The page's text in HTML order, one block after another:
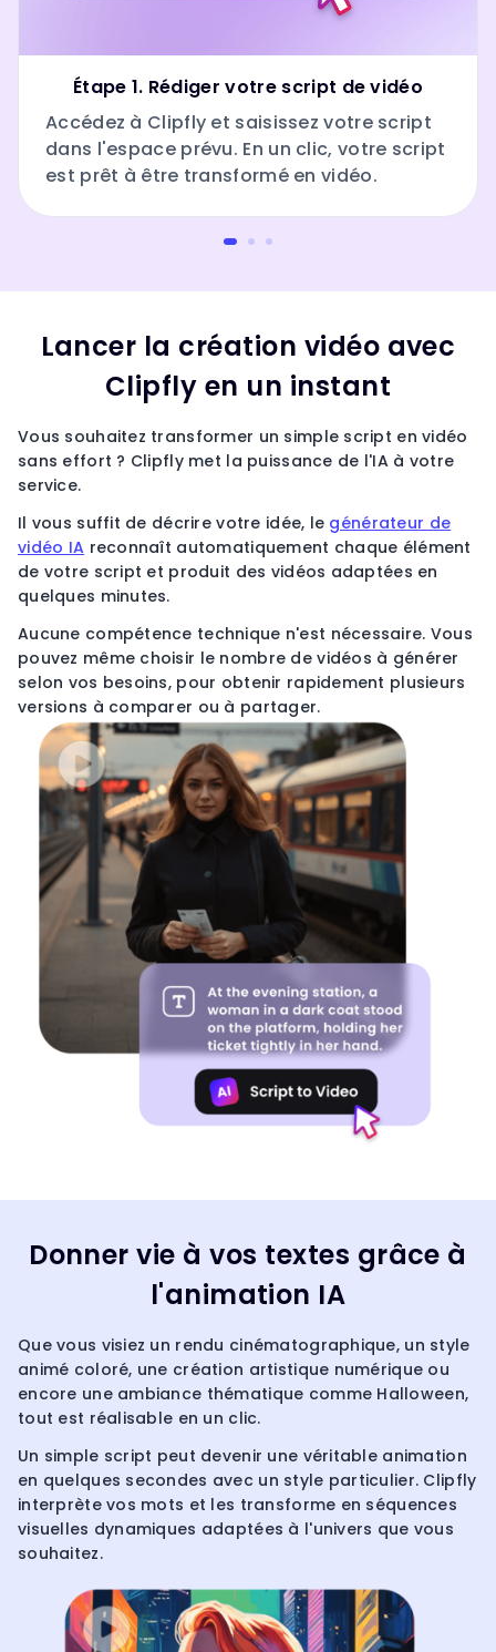
Étape 1. Rédiger votre script de vidéo
Accédez à Clipfly et saisissez votre script
dans l'espace prévu. En un clic, votre script
est prêt à être transformé en vidéo.
Lancer la création vidéo avec
Clipfly en un instant
Vous souhaitez transformer un simple script en vidéo
sans effort ? Clipfly met la puissance de l'IA à votre
service.
Il vous suffit de décrire votre idée, le générateur de
vidéo IA reconnaît automatiquement chaque élément
de votre script et produit des vidéos adaptées en
quelques minutes.
Aucune compétence technique n'est nécessaire. Vous
pouvez même choisir le nombre de vidéos à générer
selon vos besoins, pour obtenir rapidement plusieurs
versions à comparer ou à partager.
Donner vie à vos textes grâce à
l'animation IA
Que vous visiez un rendu cinématographique, un style
animé coloré, une création artistique numérique ou
encore une ambiance thématique comme Halloween,
tout est réalisable en un clic.
Un simple script peut devenir une véritable animation
en quelques secondes avec un style particulier. Clipfly
interprète vos mots et les transforme en séquences
visuelles dynamiques adaptées à l'univers que vous
souhaitez.